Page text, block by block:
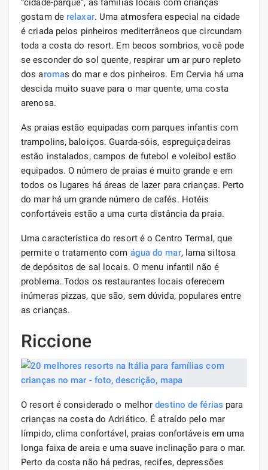
“cidade-parque”, as famílias locais com crianças
gostam de relaxar. Uma atmosfera especial na cidade
é criada pelos pinheiros mediterrâneos que circundam
toda a costa do resort. Em becos sombrios, você pode
se esconder do sol quente, respirar um ar puro repleto
dos aromas do mar e dos pinheiros. Em Cervia há uma
descida muito suave para o mar quente, uma costa
arenosa.
As praias estão equipadas com parques infantis com
trampolins, baloiços. Guarda-sóis, espreguiçadeiras
estão instalados, campos de futebol e voleibol estão
equipados. O número de praias é muito grande e em
todos os lugares há áreas de lazer para crianças. Perto
do mar há um grande número de cafés. Hotéis
confortáveis ​​estão a uma curta distância da praia.
Uma característica do resort é o Centro Termal, que
permite o tratamento com água do mar, lama siltosa
de depósitos de sal locais. O menu infantil não é
problema. Todos os restaurantes locais oferecem
inúmeras pizzas, que são, sem dúvida, populares entre
as crianças.
Riccione
O resort é considerado o melhordestino de férias para
crianças na costa do Adriático. É atraído pelo mar
límpido, clima confortável, praias confortáveis ​​em uma
longa faixa de areia e uma suave inclinação para o mar.
Perto da costa não há pedras, recifes, depressões